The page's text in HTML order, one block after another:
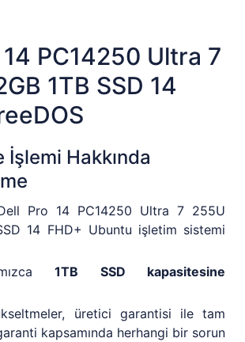
PC14250 Ultra 7
1TB SSD 14
İşlemi Hakkında
Pro 14 PC14250 Ultra 7 255U
14 FHD+ Ubuntu işletim sistemi
1TB SSD kapasitesine
üretici garantisi ile tam
kapsamında herhangi bir sorun